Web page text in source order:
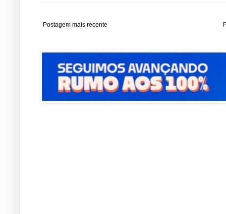
Postagem mais recente